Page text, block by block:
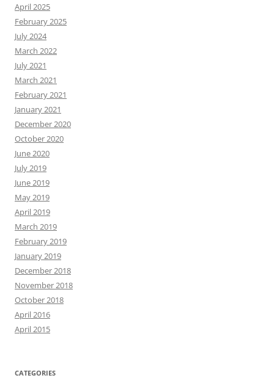
April 2025
February 2025
July 2024
March 2022
July 2021
March 2021
February 2021
January 2021
December 2020
October 2020
June 2020
July 2019
June 2019
May 2019
April 2019
March 2019
February 2019
January 2019
December 2018
November 2018
October 2018
April 2016
April 2015
CATEGORIES